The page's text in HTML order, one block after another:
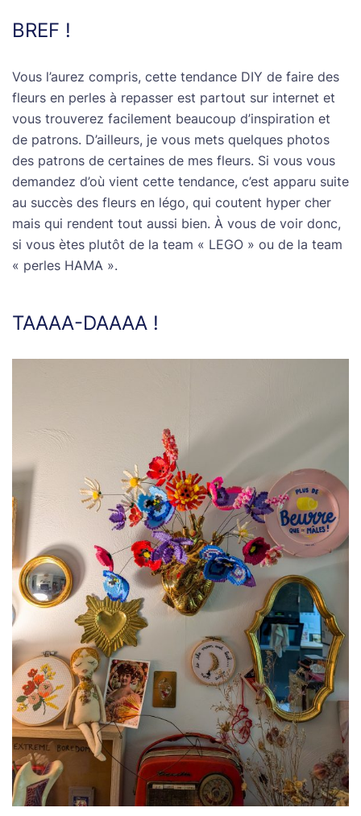
BREF !
Vous l’aurez compris, cette tendance DIY de faire des
fleurs en perles à repasser est partout sur internet et
vous trouverez facilement beaucoup d’inspiration et
de patrons. D’ailleurs, je vous mets quelques photos
des patrons de certaines de mes fleurs. Si vous vous
demandez d’où vient cette tendance, c’est apparu suite
au succès des fleurs en légo, qui coutent hyper cher
mais qui rendent tout aussi bien. À vous de voir donc,
si vous ètes plutôt de la team « LEGO » ou de la team
« perles HAMA ».
TAAAA-DAAAA !